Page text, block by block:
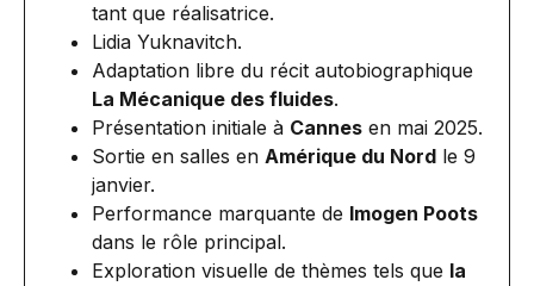
tant que réalisatrice.
Lidia Yuknavitch.
Adaptation libre du récit autobiographique
La Mécanique des fluides.
Présentation initiale à Cannes en mai 2025.
Sortie en salles en Amérique du Nord le 9
janvier.
Performance marquante de Imogen Poots
dans le rôle principal.
Exploration visuelle de thèmes tels que la